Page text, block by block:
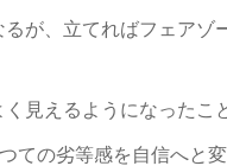
が、立てればフェアゾ
えるようになったこ
ての劣等感を自信へと